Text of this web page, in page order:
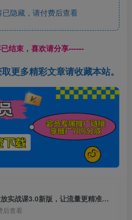
隐藏，请付费后查看
结束，喜欢请分享------
更多精彩文章请收藏本站。
（8146期）dou+豆荚投放实战课3.0新版，让流量更精准，质量更高，告别无效流量
后查看